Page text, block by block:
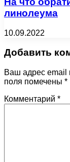
линолеума
10.09.2022
Добавить
Ваш адрес email
поля помечены *
Комментарий *